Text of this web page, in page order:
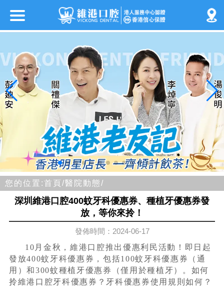
您的位置:首頁/醫院動態/
深圳維港口腔400蚊牙科優惠券、種植牙優惠券發
放，等你來拎！
發佈時間：2024-06-17
10月金秋，維港口腔推出優惠利民活動！即日起
發放400蚊牙科優惠券，包括100蚊牙科優惠券（通
用）和300蚊種植牙優惠券（僅用於種植牙）。如何
拎維港口腔牙科優惠券？牙科優惠券使用規則如何？